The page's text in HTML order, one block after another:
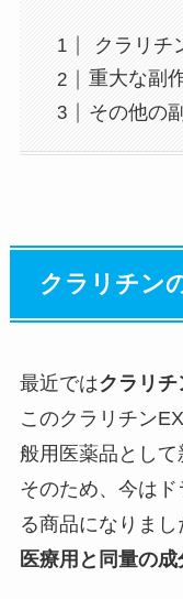
クラリチ
重大な副
その他の
クラリチン
最近ではクラリチ
このクラリチン
般用医薬品として
そのため、今は
る商品になりまし
医療用と同量の